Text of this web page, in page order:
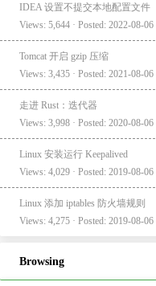
IDEA 设置不提交本地配置文件
Views: 5,644 · Posted: 2022-08-06
Tomcat 开启 gzip 压缩
Views: 3,435 · Posted: 2021-08-06
走进 Rust：迭代器
Views: 3,998 · Posted: 2020-08-06
Linux 安装运行 Keepalived
Views: 4,029 · Posted: 2019-08-06
Linux 添加 iptables 防火墙规则
Views: 4,275 · Posted: 2019-08-06
Browsing